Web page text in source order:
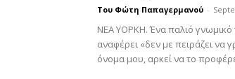
Του Φώτη Παπαγερμανού -
ΝΕΑ ΥΟΡΚΗ. Ένα παλιό γνωμικό
αναφέρει «δεν με πειράζει να
όνομα μου, αρκεί να το